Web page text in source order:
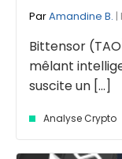
ParAmandine B. |
Bittensor
mêlant
suscite un [...]
Analyse Crypto